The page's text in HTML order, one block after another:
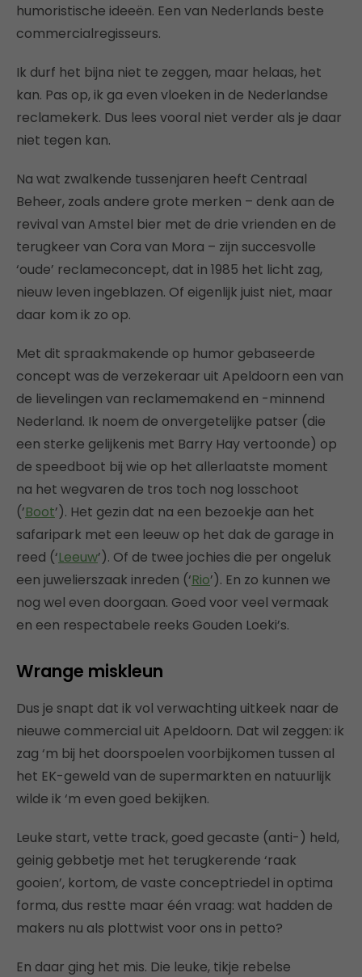
humoristische ideeën. Een van Nederlands beste
commercialregisseurs.
Ik durf het bijna niet te zeggen, maar helaas, het
kan. Pas op, ik ga even vloeken in de Nederlandse
reclamekerk. Dus lees vooral niet verder als je daar
niet tegen kan.
Na wat zwalkende tussenjaren heeft Centraal
Beheer, zoals andere grote merken – denk aan de
revival van Amstel bier met de drie vrienden en de
terugkeer van Cora van Mora – zijn succesvolle
‘oude’ reclameconcept, dat in 1985 het licht zag,
nieuw leven ingeblazen. Of eigenlijk juist niet, maar
daar kom ik zo op.
Met dit spraakmakende op humor gebaseerde
concept was de verzekeraar uit Apeldoorn een van
de lievelingen van reclamemakend en -minnend
Nederland. Ik noem de onvergetelijke patser (die
een sterke gelijkenis met Barry Hay vertoonde) op
de speedboot bij wie op het allerlaatste moment
na het wegvaren de tros toch nog losschoot
(’Boot’). Het gezin dat na een bezoekje aan het
safaripark met een leeuw op het dak de garage in
reed (‘Leeuw’). Of de twee jochies die per ongeluk
een juwelierszaak inreden (‘Rio’). En zo kunnen we
nog wel even doorgaan. Goed voor veel vermaak
en een respectabele reeks Gouden Loeki’s.
Wrange miskleun
Dus je snapt dat ik vol verwachting uitkeek naar de
nieuwe commercial uit Apeldoorn. Dat wil zeggen: ik
zag ‘m bij het doorspoelen voorbijkomen tussen al
het EK-geweld van de supermarkten en natuurlijk
wilde ik ‘m even goed bekijken.
Leuke start, vette track, goed gecaste (anti-) held,
geinig gebbetje met het terugkerende ‘raak
gooien’, kortom, de vaste conceptriedel in optima
forma, dus restte maar één vraag: wat hadden de
makers nu als plottwist voor ons in petto?
En daar ging het mis. Die leuke, tikje rebelse